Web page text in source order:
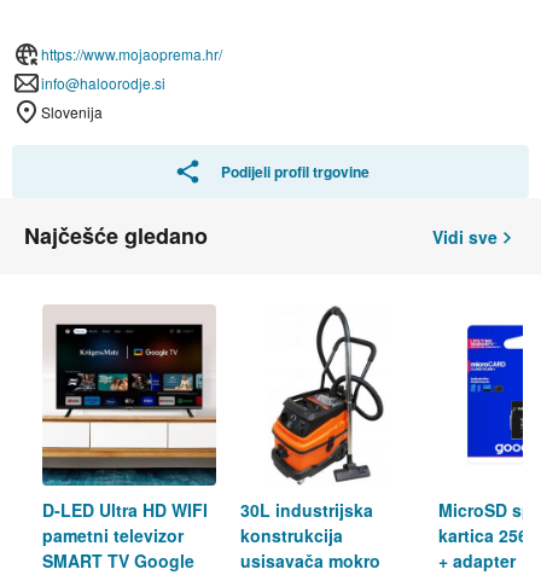
https://www.mojaoprema.hr/
info@haloorodje.si
Slovenija
Podijeli profil trgovine
Najčešće gledano Vidi sve
D-LED Ultra HD WIFI
pametni televizor
SMART TV Google
30L industrijska
konstrukcija
usisavača mokro
MicroSD
kartica
+ adapter